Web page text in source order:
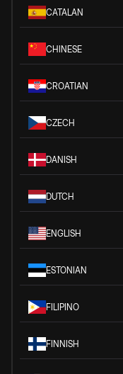
CATALAN
CHINESE
CROATIAN
CZECH
DANISH
DUTCH
ENGLISH
ESTONIAN
FILIPINO
FINNISH